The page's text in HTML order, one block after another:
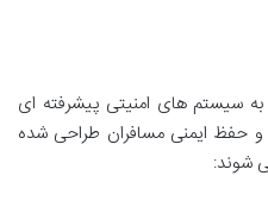
سیستم های امنیتی پیشرفته ای
حفظ ایمنی مسافران طراحی شده
شوند: